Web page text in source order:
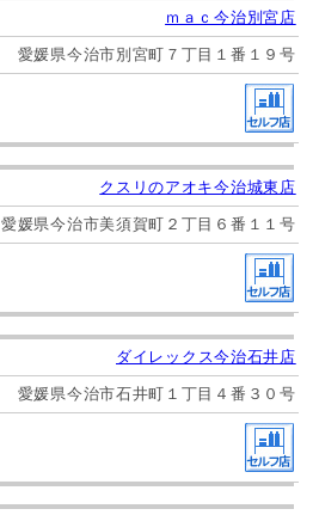
ｍａｃ今治別宮店
愛媛県今治市別宮町７丁目１番１９号
クスリのアオキ今治城東店
愛媛県今治市美須賀町２丁目６番１１号
ダイレックス今治石井店
愛媛県今治市石井町１丁目４番３０号